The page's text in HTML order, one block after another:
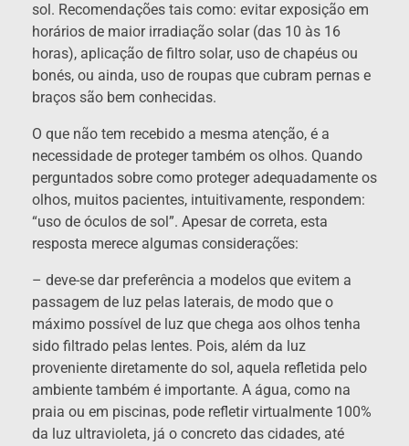
sol. Recomendações tais como: evitar exposição em
horários de maior irradiação solar (das 10 às 16
horas), aplicação de filtro solar, uso de chapéus ou
bonés, ou ainda, uso de roupas que cubram pernas e
braços são bem conhecidas.
O que não tem recebido a mesma atenção, é a
necessidade de proteger também os olhos. Quando
perguntados sobre como proteger adequadamente os
olhos, muitos pacientes, intuitivamente, respondem:
“uso de óculos de sol”. Apesar de correta, esta
resposta merece algumas considerações:
– deve-se dar preferência a modelos que evitem a
passagem de luz pelas laterais, de modo que o
máximo possível de luz que chega aos olhos tenha
sido filtrado pelas lentes. Pois, além da luz
proveniente diretamente do sol, aquela refletida pelo
ambiente também é importante. A água, como na
praia ou em piscinas, pode refletir virtualmente 100%
da luz ultravioleta, já o concreto das cidades, até